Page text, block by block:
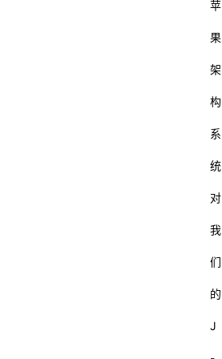
苹
果
架
构
系
统
对
我
们
的
J